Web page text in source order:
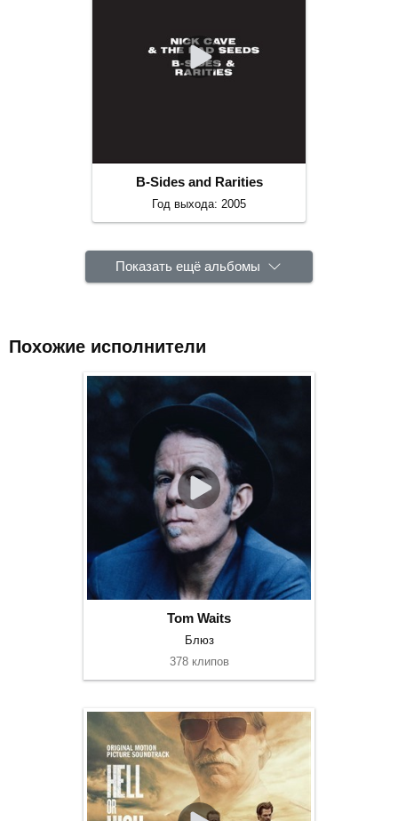
B-Sides and Rarities
Год выхода: 2005
Показать ещё альбомы
Похожие исполнители
Tom Waits
Блюз
378 клипов